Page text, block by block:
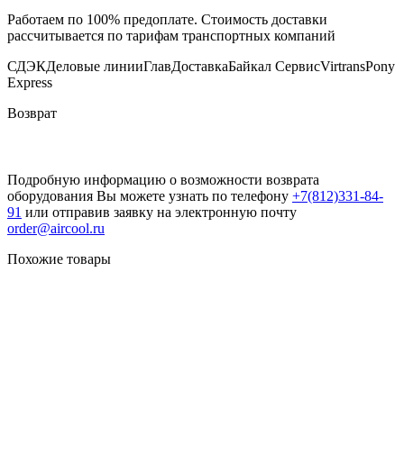
Работаем по 100% предоплате. Стоимость доставки
рассчитывается по тарифам транспортных компаний
СДЭКДеловые линииГлавДоставкаБайкал СервисVirtransPony
Express
Возврат
Подробную информацию о возможности возврата
оборудования Вы можете узнать по телефону +7(812)331-84-
91 или отправив заявку на электронную почту
order@aircool.ru
Похожие товары